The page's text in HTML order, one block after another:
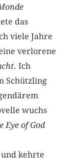
das
viele Jahre
verlorene
. Ich
Schützling
wuchs
Eye of God
kehrte